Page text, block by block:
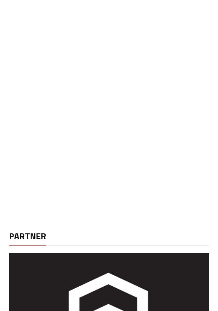
PARTNER